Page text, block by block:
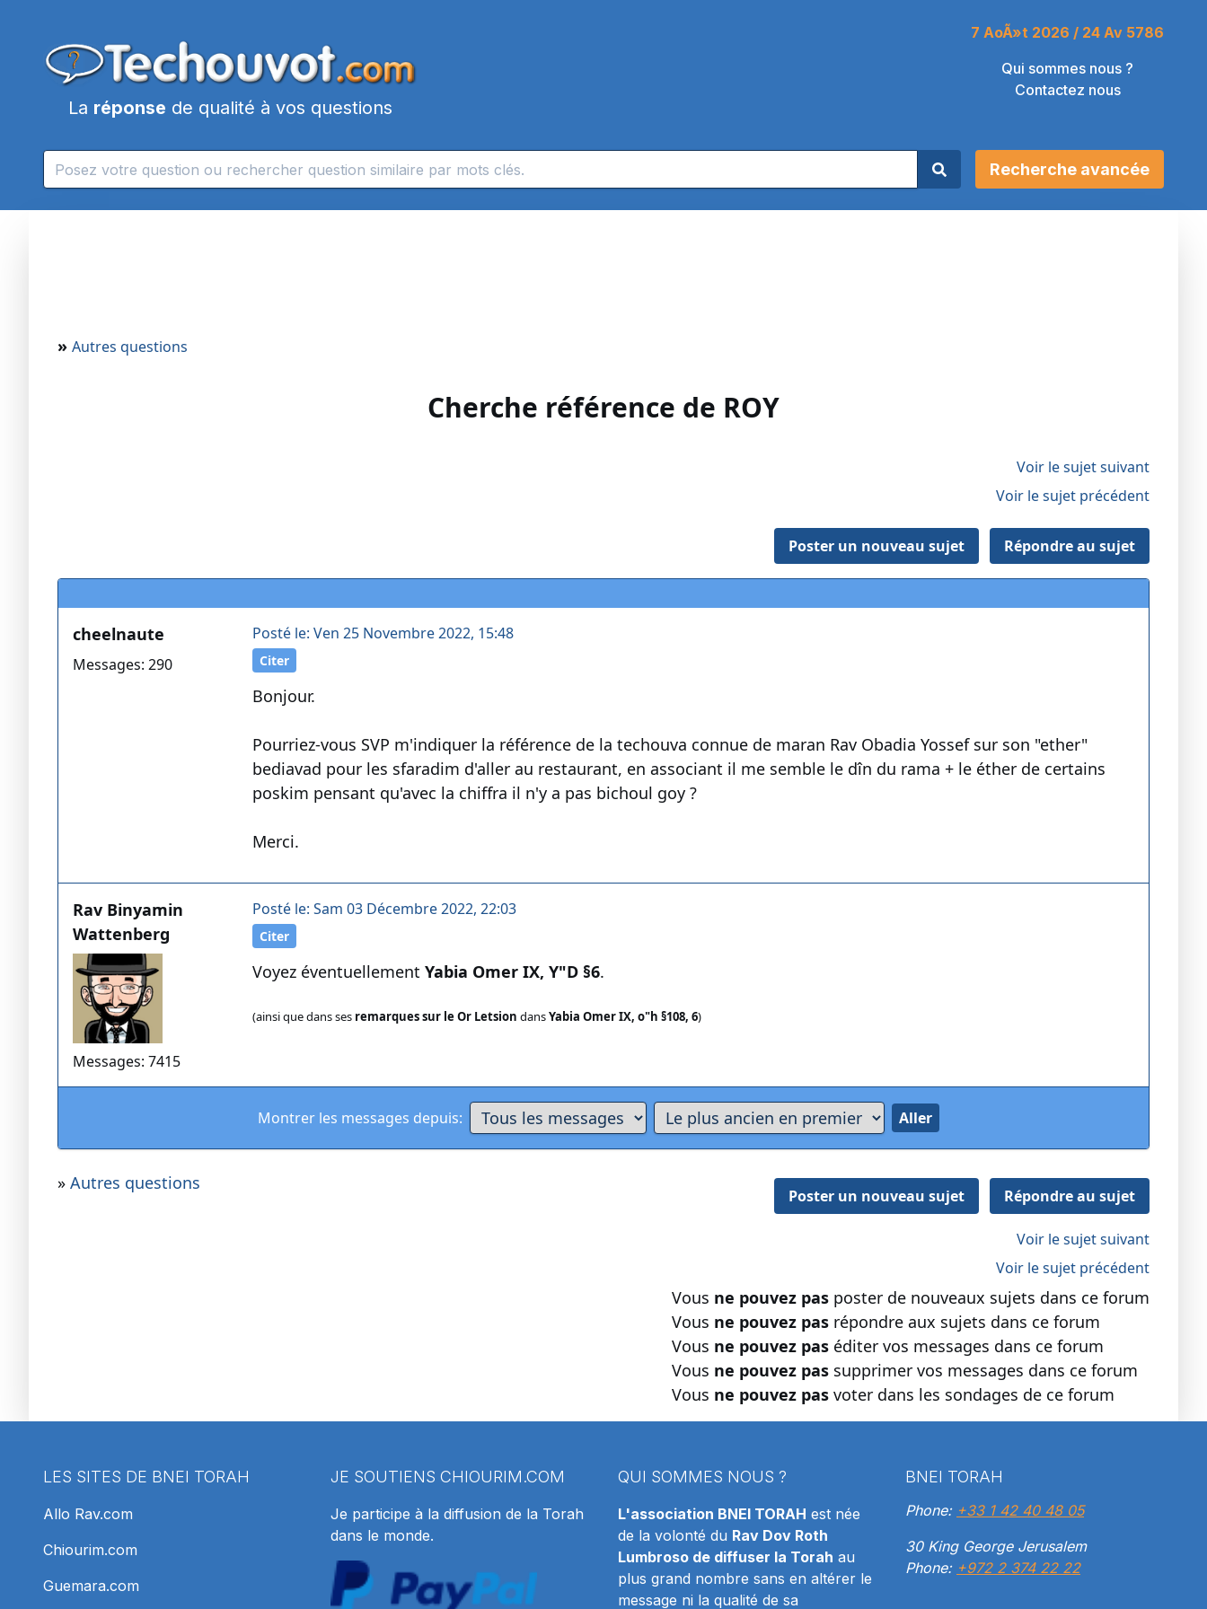
La réponse de qualité à vos questions
7 AoÃ»t 2026 / 24 Av 5786
Qui sommes nous ?
Contactez nous
Recherche avancée
» Autres questions
Cherche référence de ROY
Voir le sujet suivant
Voir le sujet précédent
Poster un nouveau sujet Répondre au sujet
cheelnaute
Messages: 290
Posté le: Ven 25 Novembre 2022, 15:48
Citer
Bonjour.
Pourriez-vous SVP m'indiquer la référence de la techouva connue de maran Rav Obadia Yossef sur son "ether"
bediavad pour les sfaradim d'aller au restaurant, en associant il me semble le dîn du rama + le éther de certains
poskim pensant qu'avec la chiffra il n'y a pas bichoul goy ?
Merci.
Rav Binyamin
Wattenberg
Messages: 7415
Posté le: Sam 03 Décembre 2022, 22:03
Citer
Voyez éventuellement Yabia Omer IX, Y"D §6.
(ainsi que dans ses remarques sur le Or Letsion dansYabia Omer IX, o"h §108, 6)
Montrer les messages depuis:
» Autres questions
Poster un nouveau sujet Répondre au sujet
Voir le sujet suivant
Voir le sujet précédent
Vous ne pouvez pas poster de nouveaux sujets dans ce forum
Vous ne pouvez pas répondre aux sujets dans ce forum
Vous ne pouvez pas éditer vos messages dans ce forum
Vous ne pouvez pas supprimer vos messages dans ce forum
Vous ne pouvez pas voter dans les sondages de ce forum
LES SITES DE BNEI TORAH
Allo Rav.com
Chiourim.com
Guemara.com
JE SOUTIENS CHIOURIM.COM
Je participe à la diffusion de la Torah
dans le monde.
QUI SOMMES NOUS ?
L'association BNEI TORAH est née
de la volonté du Rav Dov Roth
Lumbroso de diffuser la Torah au
plus grand nombre sans en altérer le
message ni la qualité de sa
BNEI TORAH
Phone: +33 1 42 40 48 05
30 King George Jerusalem
Phone: +972 2 374 22 22